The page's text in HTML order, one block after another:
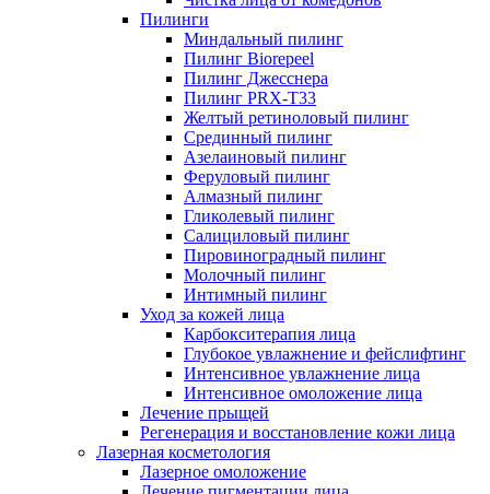
Пилинги
Миндальный пилинг
Пилинг Biorepeel
Пилинг Джесснера
Пилинг PRX-T33
Желтый ретиноловый пилинг
Срединный пилинг
Азелаиновый пилинг
Феруловый пилинг
Алмазный пилинг
Гликолевый пилинг
Салициловый пилинг
Пировиноградный пилинг
Молочный пилинг
Интимный пилинг
Уход за кожей лица
Карбокситерапия лица
Глубокое увлажнение и фейслифтинг
Интенсивное увлажнение лица
Интенсивное омоложение лица
Лечение прыщей
Регенерация и восстановление кожи лица
Лазерная косметология
Лазерное омоложение